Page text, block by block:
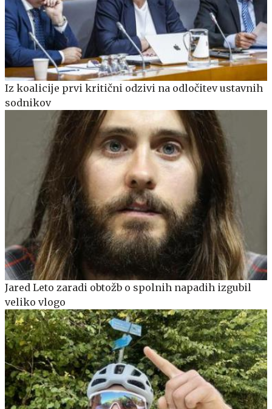
Iz koalicije prvi kritični odzivi na odločitev ustavnih
sodnikov
Jared Leto zaradi obtožb o spolnih napadih izgubil
veliko vlogo